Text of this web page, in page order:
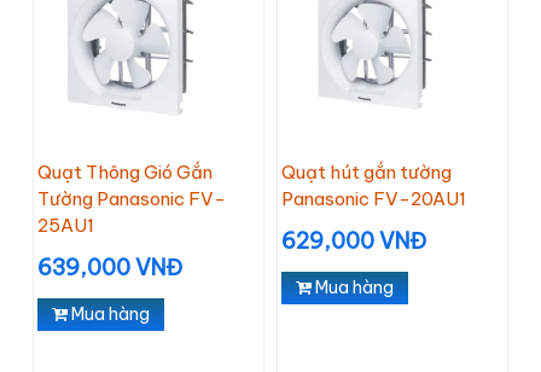
Quạt Thông Gió Gắn
Tường Panasonic FV-
25AU1
639,000 VNĐ
Mua hàng
Quạt hút gắn tường
Panasonic FV-20AU1
629,000 VNĐ
Mua hàng